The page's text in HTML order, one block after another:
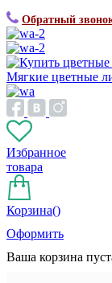
Обратный
Мягкие цветные
Избранное
товара
Корзина()
Оформить
Ваша корзина